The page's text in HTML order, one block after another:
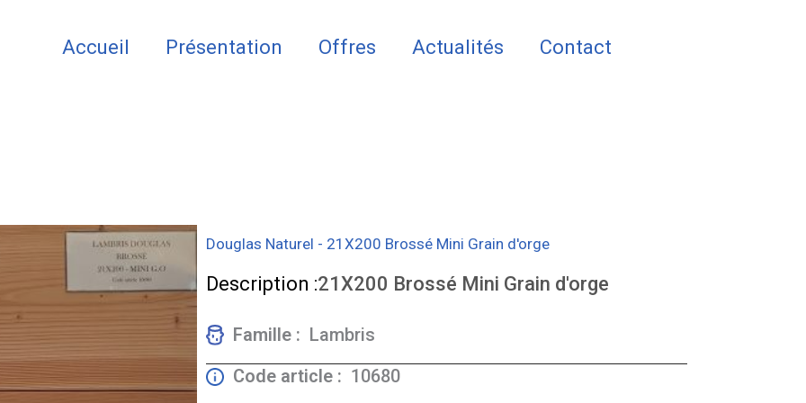
Accueil Présentation Offres Actualités Contact
Douglas Naturel - 21X200 Brossé Mini Grain d'orge
Description :21X200 Brossé Mini Grain d'orge
Famille : Lambris
Code article : 10680